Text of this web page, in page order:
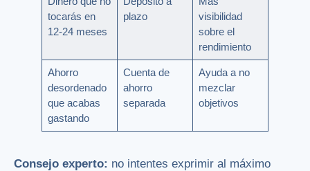
tocarás en
12-24 meses
plazo
visibilidad
sobre el
rendimiento
Ahorro
desordenado
que acabas
gastando
Cuenta de
ahorro
separada
Ayuda a no
mezclar
objetivos
Consejo experto: no intentes exprimir al máximo